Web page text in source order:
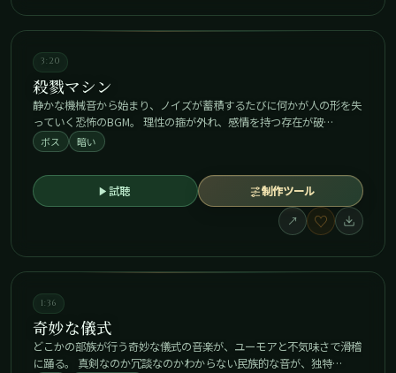
3:20
殺戮マシン
静かな機械音から始まり、ノイズが蓄積するたびに何かが人の形を失
っていく恐怖のBGM。 理性の箍が外れ、感情を持つ存在が破…
ボス 暗い
試聴
制作ツール
↗
♡
1:36
奇妙な儀式
どこかの部族が行う奇妙な儀式の音楽が、ユーモアと不気味さで滑稽
に踊る。 真剣なのか冗談なのかわからない民族的な音が、独特…